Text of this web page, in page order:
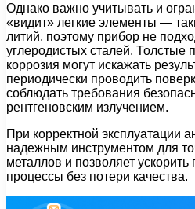
Однако важно учитывать и
«видит» легкие элементы —
литий, поэтому прибор не
углеродистых сталей. Толстые
коррозия могут искажать
периодически проводить
соблюдать требования
рентгеновским излучением.
При корректной эксплуатации
надежным инструментом для
металлов и позволяет
процессы без потери качества.